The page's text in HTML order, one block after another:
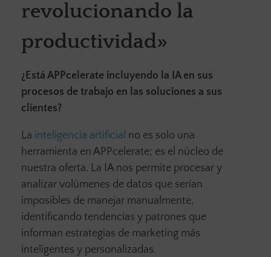
revolucionando la
productividad»
¿Está APPcelerate incluyendo la IA en sus
procesos de trabajo en las soluciones a sus
clientes?
La inteligencia artificial no es solo una
herramienta en APPcelerate; es el núcleo de
nuestra oferta. La IA nos permite procesar y
analizar volúmenes de datos que serían
imposibles de manejar manualmente,
identificando tendencias y patrones que
informan estrategias de marketing más
inteligentes y personalizadas.